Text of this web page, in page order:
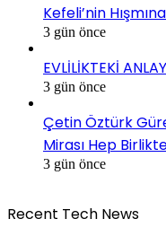
Kefeli’nin
3 gün önce
EVLİLİKTEKİ
3 gün önce
Çetin Öztürk
Mirası Hep
3 gün önce
Recent Tech News